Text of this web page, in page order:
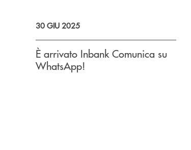
30 GIU 2025
È arrivato Inbank Comunica su
WhatsApp!